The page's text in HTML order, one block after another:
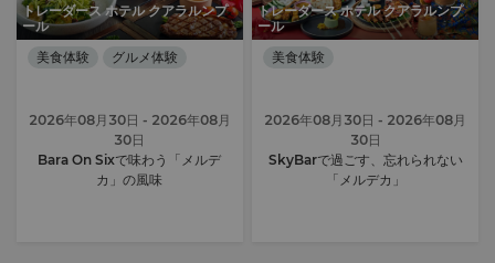
トレーダース ホテル クアラルンプ
ール
美食体験
グルメ体験
2026年08月30日 - 2026年08月
30日
Bara On Sixで味わう「メルデ
カ」の風味
トレーダース ホテル クアラルンプ
ール
美食体験
2026年08月30日 - 2026年08月
30日
SkyBarで過ごす、忘れられない
「メルデカ」